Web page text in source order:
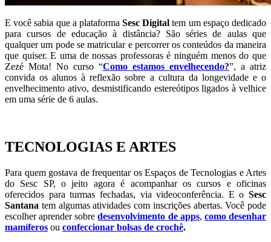
E você sabia que a plataformaSesc Digital tem um espaço dedicado
para cursos de educação à distância? São séries de aulas que
qualquer um pode se matricular e percorrer os conteúdos da maneira
que quiser. E uma de nossas professoras é ninguém menos do que
Zezé Mota! No curso “Como estamos envelhecendo?”, a atriz
convida os alunos à reflexão sobre a cultura da longevidade e o
envelhecimento ativo, desmistificando estereótipos ligados à velhice
em uma série de 6 aulas.
TECNOLOGIAS E ARTES
Para quem gostava de frequentar os Espaços de Tecnologias e Artes
do Sesc SP, o jeito agora é acompanhar os cursos e oficinas
oferecidos para turmas fechadas, via videoconferência. E o Sesc
Santana tem algumas atividades com inscrições abertas. Você pode
escolher aprender sobredesenvolvimento de apps, como desenhar
mamíferos ou confeccionar bolsas de crochê.